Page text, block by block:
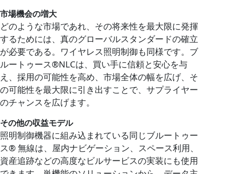
市場機会の増大
どのような市場であれ、その将来性を最大限に発揮
するためには、真のグローバルスタンダードの確立
が必要である。ワイヤレス照明制御も同様です。ブ
ルートゥース®NLCは、買い手に信頼と安心を与
え、採用の可能性を高め、市場全体の幅を広げ、そ
の可能性を最大限に引き出すことで、サプライヤー
のチャンスを広げます。
その他の収益モデル
照明制御機器に組み込まれている同じブルートゥー
ス® 無線は、屋内ナビゲーション、スペース利用、
資産追跡などの高度なビルサービスの実装にも使用